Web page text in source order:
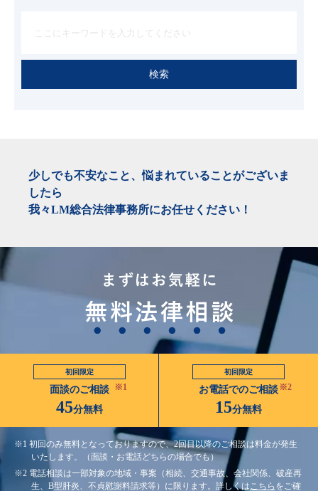
検索
少しでも不安なこと、悩まれていることがございま
したら
我々LM総合法律事務所にお任せください！
初回限定
※1
面談のご相談
45分無料
初回限定
※2
お電話でのご相談
15分無料
※1 初回のみ無料となっておりますので、2回目以降のご相談は料金が発生
いたします。（面談・お電話どちらの場合でも）
※2 電話相談は一部対象の地域・事案（相続、交通事故、会社関係、破産再
生、B型肝炎、不貞慰謝料請求等）に限ります。詳しくはこちら をご確